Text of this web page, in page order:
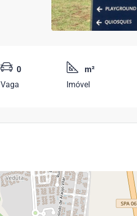
0
Vaga
m²
Imóvel